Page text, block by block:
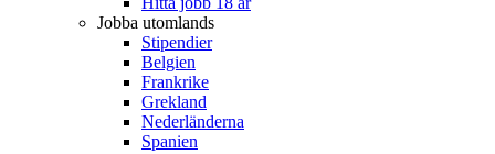
Jobba utomlands
Stipendier
Belgien
Frankrike
Grekland
Nederländerna
Spanien